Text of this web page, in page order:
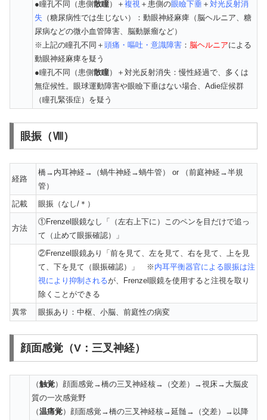
●瞳孔不同（患側 散瞳）＋ 複視 ＋患側の眼瞼下垂 ＋ 対光反射消
失 （糖尿病性では生じない）：動眼神経麻痺（脳ヘルニア、糖
尿病などの微小血管障害、脳動脈瘤など）
※上記の瞳孔不同＋ 頭痛・嘔吐・意識障害 ： 脳ヘルニアによる
動眼神経麻痺を疑う
●瞳孔不同（患側 散瞳）＋対光反射消失：慢性経過で、多くは
無症候性。眼球運動障害や眼瞼下垂はない場合、Adie症候群
（瞳孔緊張症）を疑う
眼振（Ⅷ）
経路
橋→内耳神経→（蝸牛神経→蝸牛管） or （前庭神経→半規
管）
記載
眼振（なし/＊）
方法
①Frenzel眼鏡なし「（左右上下に）このペンを目だけで追っ
て（止めて眼振確認）」
②Frenzel眼鏡あり「前を見て、左を見て、右を見て、上を見
て、下を見て（眼振確認）」 ※ 内耳平衡器官による眼振は注
視により抑制されるが、Frenzel眼鏡を使用すると注視を取り
除くことができる
異常
眼振あり：中枢、小脳、前庭性の病変
顔面感覚（V：三叉神経）
（触覚）顔面感覚→橋の三叉神経核→（交差）→視床→大脳皮
質の一次感覚野
（温痛覚）顔面感覚→橋の三叉神経核→延髄→（交差）→以降